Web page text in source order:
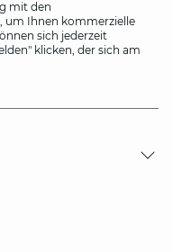
mit den
um Ihnen kommerzielle
sich jederzeit
klicken, der sich am